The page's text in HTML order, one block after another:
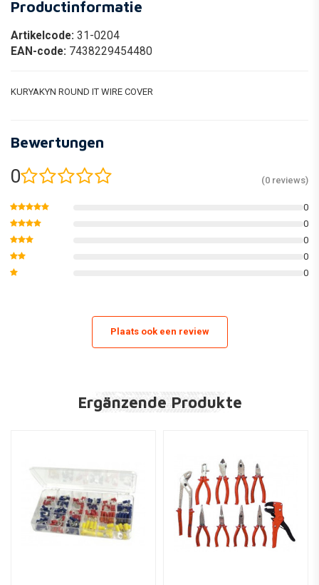
Productinformatie
Artikelcode: 31-0204
EAN-code: 7438229454480
KURYAKYN ROUND IT WIRE COVER
Bewertungen
0 (0 reviews)
0
0
0
0
0
Plaats ook een review
Ergänzende Produkte